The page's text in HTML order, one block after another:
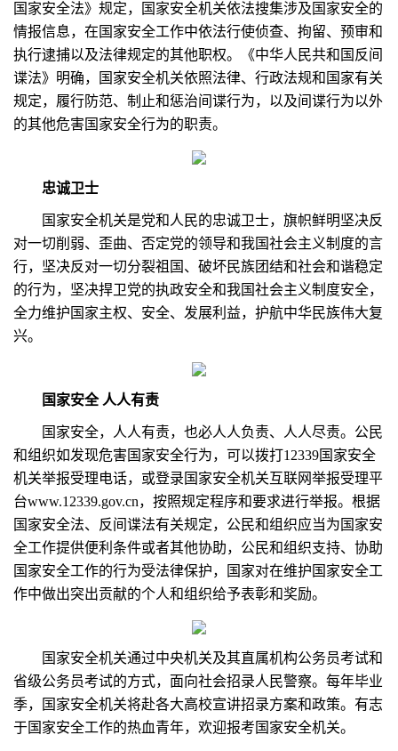
国家安全法》规定，国家安全机关依法搜集涉及国家安全的
情报信息，在国家安全工作中依法行使侦查、拘留、预审和
执行逮捕以及法律规定的其他职权。《中华人民共和国反间
谍法》明确，国家安全机关依照法律、行政法规和国家有关
规定，履行防范、制止和惩治间谍行为，以及间谍行为以外
的其他危害国家安全行为的职责。
忠诚卫士
国家安全机关是党和人民的忠诚卫士，旗帜鲜明坚决反
对一切削弱、歪曲、否定党的领导和我国社会主义制度的言
行，坚决反对一切分裂祖国、破坏民族团结和社会和谐稳定
的行为，坚决捍卫党的执政安全和我国社会主义制度安全，
全力维护国家主权、安全、发展利益，护航中华民族伟大复
兴。
国家安全 人人有责
国家安全，人人有责，也必人人负责、人人尽责。公民
和组织如发现危害国家安全行为，可以拨打12339国家安全
机关举报受理电话，或登录国家安全机关互联网举报受理平
台www.12339.gov.cn，按照规定程序和要求进行举报。根据
国家安全法、反间谍法有关规定，公民和组织应当为国家安
全工作提供便利条件或者其他协助，公民和组织支持、协助
国家安全工作的行为受法律保护，国家对在维护国家安全工
作中做出突出贡献的个人和组织给予表彰和奖励。
国家安全机关通过中央机关及其直属机构公务员考试和
省级公务员考试的方式，面向社会招录人民警察。每年毕业
季，国家安全机关将赴各大高校宣讲招录方案和政策。有志
于国家安全工作的热血青年，欢迎报考国家安全机关。